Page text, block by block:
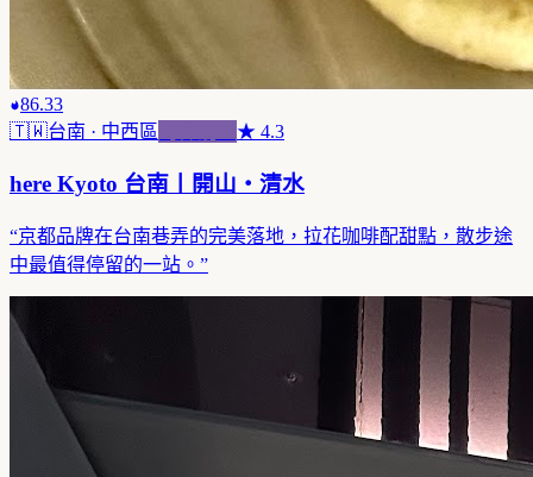
86.33
🇹🇼台南 · 中西區 ★ 4.3
here Kyoto 台南丨開山・清水
“京都品牌在台南巷弄的完美落地，拉花咖啡配甜點，散步途
中最值得停留的一站。 ”